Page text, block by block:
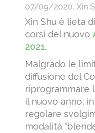
07/09/2020, Xin
Xin Shu è lieta
corsi del nuovo
2021.
Malgrado le
diffusione del
riprogrammare
il nuovo anno,
regolare
modalità